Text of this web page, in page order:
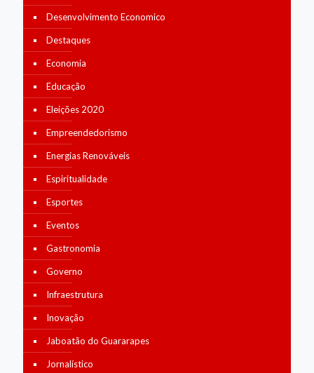
Desenvolvimento Economico
Destaques
Economia
Educação
Eleições 2020
Empreendedorismo
Energias Renováveis
Espiritualidade
Esportes
Eventos
Gastronomia
Governo
Infraestrutura
Inovação
Jaboatão do Guararapes
Jornalístico